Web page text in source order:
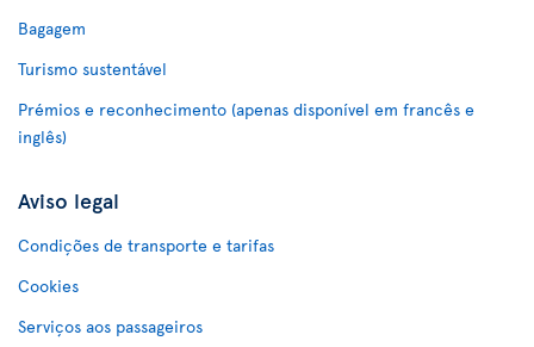
Bagagem
Turismo sustentável
Prémios e reconhecimento (apenas disponível em francês e
inglês)
Aviso legal
Condições de transporte e tarifas
Cookies
Serviços aos passageiros